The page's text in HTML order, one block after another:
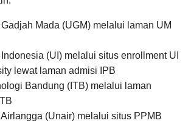
Mada (UGM) melalui laman UM
(UI) melalui situs enrollment UI
lewat laman admisi IPB
Bandung (ITB) melalui laman
(Unair) melalui situs PPMB